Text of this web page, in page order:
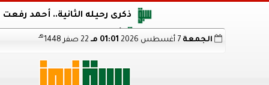
ذكرى رحيله الثانية.. أحمد
أجويرو يحذر الأرجنتين من
رابط نتيجة الدبلومات الفنية 2026 برقم الجلوس.. اعرف خطوات الاستعلام فور اعتمادها
الجمعة 01:01 مـ هـ